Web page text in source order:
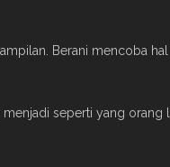
Berani mencoba
seperti yang orang